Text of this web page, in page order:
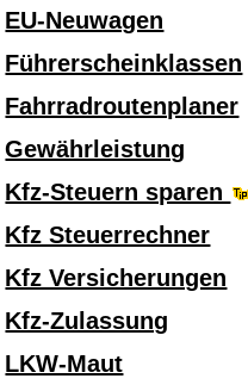
EU-Neuwagen
Führerscheinklassen
Fahrradroutenplaner
Gewährleistung
Kfz-Steuern sparen
Kfz Steuerrechner
Kfz Versicherungen
Kfz-Zulassung
LKW-Maut